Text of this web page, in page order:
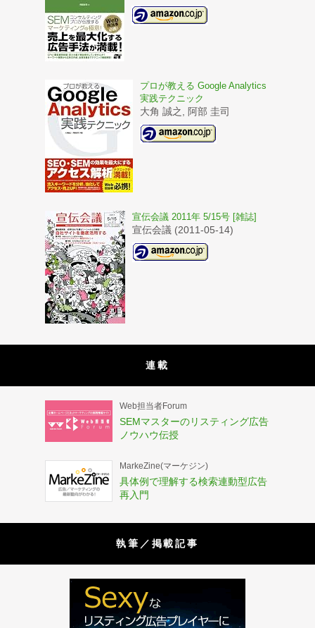
プロが教える Google Analytics
実践テクニック
大角 誠之, 阿部 圭司
宣伝会議 2011年 5/15号 [雑誌]
宣伝会議 (2011-05-14)
連載
Web担当者Forum
SEMマスターのリスティング広告
ノウハウ伝授
MarkeZine(マーケジン)
具体例で理解する検索連動型広告
再入門
執筆／掲載記事